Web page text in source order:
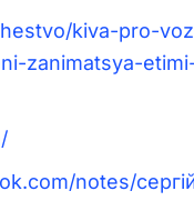
kiva-pro-
zanimatsya-
notes/